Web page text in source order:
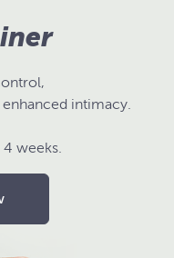
intimacy.
4 weeks.